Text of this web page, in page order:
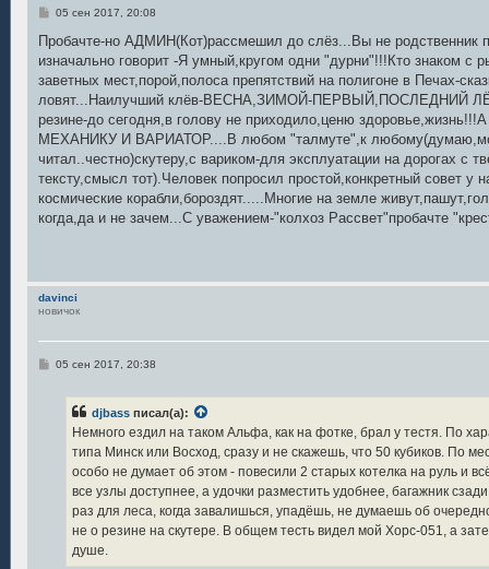
С
о
щ
е
и
е
05 сен 2017, 20:08
Пробачте-но АДМИН(Кот)рассмешил до слёз...Вы не родственник
изначально говорит -Я умный,кругом одни "дурни"!!!Кто знаком с
заветных мест,порой,полоса препятствий на полигоне в Печах-
ловят...Наилучший клёв-ВЕСНА,ЗИМОЙ-ПЕРВЫЙ,ПОСЛЕДНИЙ
резине-до сегодня,в голову не приходило,ценю
МЕХАНИКУ И ВАРИАТОР....В любом "талмуте",к
читал..честно)скутеру,с вариком-для эксплуатации на дорогах с
тексту,смысл тот).Человек попросил простой,конкретный совет у
космические корабли,бороздят.....Многие на земле
когда,да и не зачем...С уважением-"колхоз Рассвет"пробачте
davinci
новичок
С05 сен 2017, 20:38
djbass писал(а):
Немного ездил на таком Альфа, как на фотке, брал у тестя. По
типа Минск или Восход, сразу и не скажешь, что 50 кубиков. По
особо не думает об этом - повесили 2 старых котелка на руль и
все узлы доступнее, а удочки разместить удобнее, багажник
раз для леса, когда завалишься, упадёшь, не думаешь об
не о резине на скутере. В общем тесть видел мой Хорс-051, а
душе.